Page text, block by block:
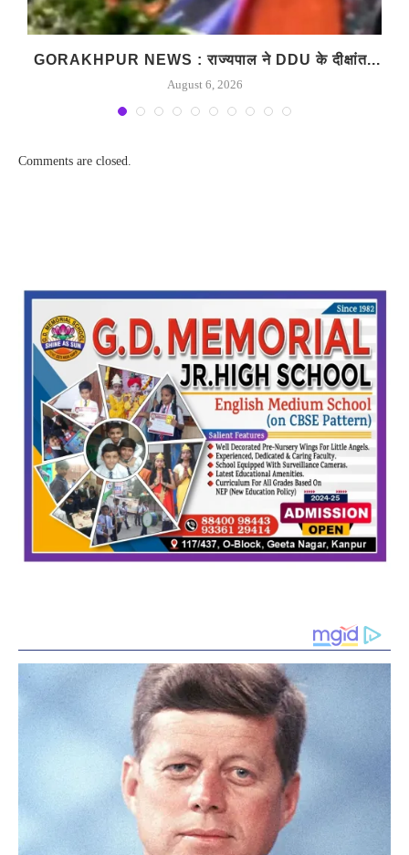
GORAKHPUR NEWS : राज्यपाल ने DDU के दीक्षांत...
August 6, 2026
Comments are closed.